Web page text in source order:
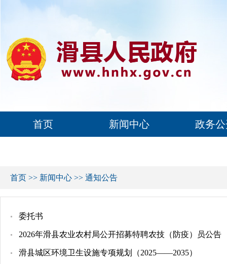
首页 新闻中心 政务
首页 >> 新闻中心 >> 通知公告
委托书
2026年滑县农业农村局公开招募特聘农技（防疫）员公告
滑县城区环境卫生设施专项规划（2025——2035）